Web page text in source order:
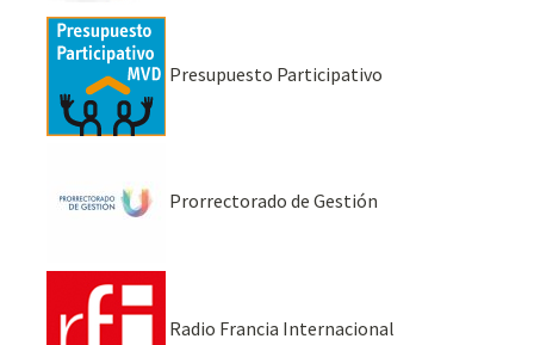
Presupuesto Participativo
Prorrectorado de Gestión
Radio Francia Internacional